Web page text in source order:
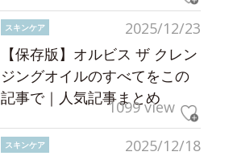
2025/12/23
スキンケア
【保存版】オルビス ザ クレン
ジングオイルのすべてをこの
記事で｜人気記事まとめ
1099 view
2025/12/18
スキンケア